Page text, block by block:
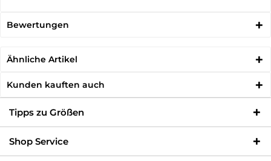
Bewertungen
Ähnliche Artikel
Kunden kauften auch
Tipps zu Größen
Shop Service